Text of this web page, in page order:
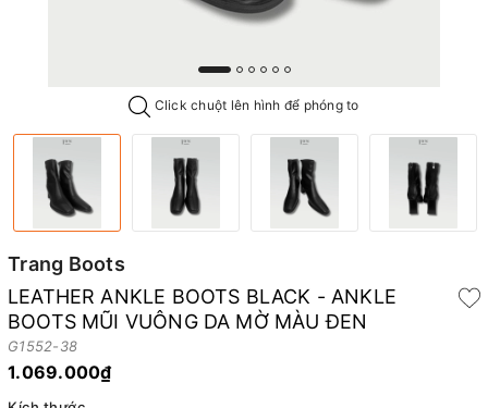
Click chuột lên hình để phóng to
Trang Boots
LEATHER ANKLE BOOTS BLACK - ANKLE
BOOTS MŨI VUÔNG DA MỜ MÀU ĐEN
G1552-38
1.069.000₫